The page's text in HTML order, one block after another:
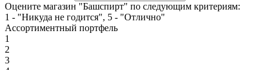
Оцените магазин "Башспирт" по следующим критериям:
1 - "Никуда не годится", 5 - "Отлично"
Ассортиментный портфель
1
2
3